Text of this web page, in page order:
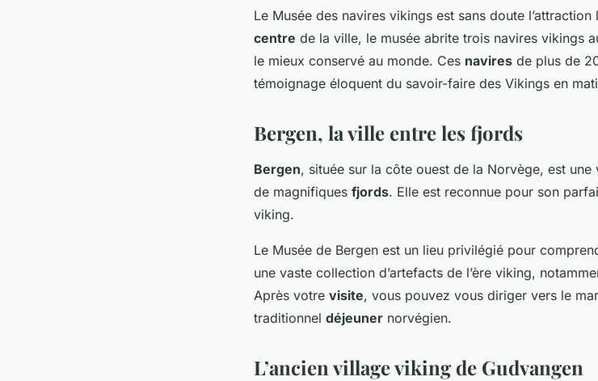
Le Musée des navires vikings est sans doute
centre de la ville, le musée abrite trois navires vikings
le mieux conservé au monde. Ces navires de plus de
témoignage éloquent du savoir-faire des Vikings en
Bergen, la ville entre les fjords
Bergen, située sur la côte ouest de la Norvège, est
de magnifiques fjords. Elle est reconnue pour son
viking.
Le Musée de Bergen est un lieu privilégié pour
une vaste collection d’artefacts de l’ère viking,
Après votre visite, vous pouvez vous diriger vers le
traditionnel déjeuner norvégien.
L’ancien village viking de Gudvangen